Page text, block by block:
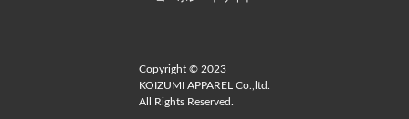
Copyright © 2023
KOIZUMI APPAREL Co.,ltd.
All Rights Reserved.